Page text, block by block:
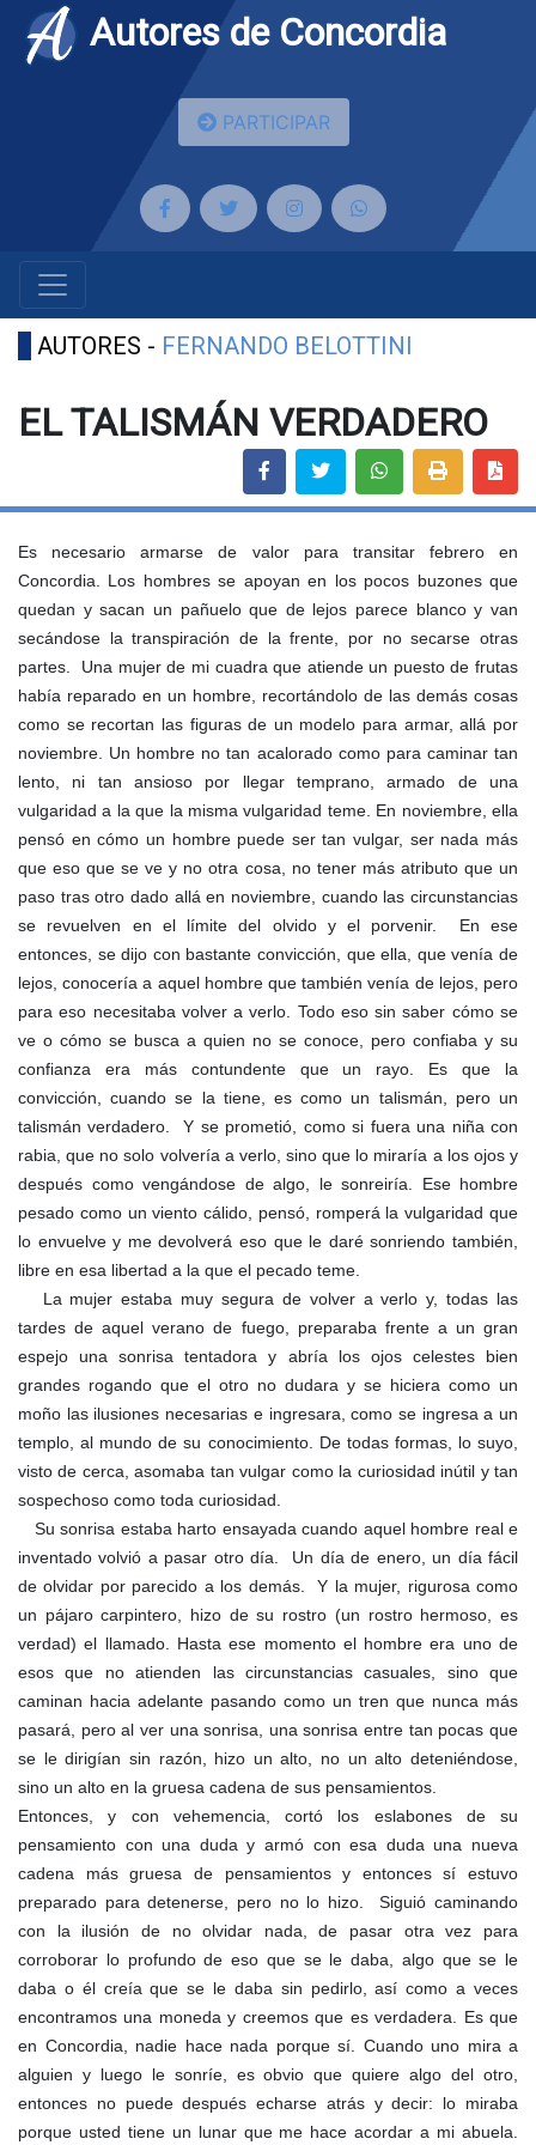
Autores de Concordia
PARTICIPAR
AUTORES - FERNANDO BELOTTINI
EL TALISMÁN VERDADERO
Es necesario armarse de valor para transitar febrero en
Concordia. Los hombres se apoyan en los pocos buzones que
quedan y sacan un pañuelo que de lejos parece blanco y van
secándose la transpiración de la frente, por no secarse otras
partes. Una mujer de mi cuadra que atiende un puesto de frutas
había reparado en un hombre, recortándolo de las demás cosas
como se recortan las figuras de un modelo para armar, allá por
noviembre. Un hombre no tan acalorado como para caminar tan
lento, ni tan ansioso por llegar temprano, armado de una
vulgaridad a la que la misma vulgaridad teme. En noviembre, ella
pensó en cómo un hombre puede ser tan vulgar, ser nada más
que eso que se ve y no otra cosa, no tener más atributo que un
paso tras otro dado allá en noviembre, cuando las circunstancias
se revuelven en el límite del olvido y el porvenir. En ese
entonces, se dijo con bastante convicción, que ella, que venía de
lejos, conocería a aquel hombre que también venía de lejos, pero
para eso necesitaba volver a verlo. Todo eso sin saber cómo se
ve o cómo se busca a quien no se conoce, pero confiaba y su
confianza era más contundente que un rayo. Es que la
convicción, cuando se la tiene, es como un talismán, pero un
talismán verdadero. Y se prometió, como si fuera una niña con
rabia, que no solo volvería a verlo, sino que lo miraría a los ojos y
después como vengándose de algo, le sonreiría. Ese hombre
pesado como un viento cálido, pensó, romperá la vulgaridad que
lo envuelve y me devolverá eso que le daré sonriendo también,
libre en esa libertad a la que el pecado teme.
La mujer estaba muy segura de volver a verlo y, todas las
tardes de aquel verano de fuego, preparaba frente a un gran
espejo una sonrisa tentadora y abría los ojos celestes bien
grandes rogando que el otro no dudara y se hiciera como un
moño las ilusiones necesarias e ingresara, como se ingresa a un
templo, al mundo de su conocimiento. De todas formas, lo suyo,
visto de cerca, asomaba tan vulgar como la curiosidad inútil y tan
sospechoso como toda curiosidad.
Su sonrisa estaba harto ensayada cuando aquel hombre real e
inventado volvió a pasar otro día. Un día de enero, un día fácil
de olvidar por parecido a los demás. Y la mujer, rigurosa como
un pájaro carpintero, hizo de su rostro (un rostro hermoso, es
verdad) el llamado. Hasta ese momento el hombre era uno de
esos que no atienden las circunstancias casuales, sino que
caminan hacia adelante pasando como un tren que nunca más
pasará, pero al ver una sonrisa, una sonrisa entre tan pocas que
se le dirigían sin razón, hizo un alto, no un alto deteniéndose,
sino un alto en la gruesa cadena de sus pensamientos.
Entonces, y con vehemencia, cortó los eslabones de su
pensamiento con una duda y armó con esa duda una nueva
cadena más gruesa de pensamientos y entonces sí estuvo
preparado para detenerse, pero no lo hizo. Siguió caminando
con la ilusión de no olvidar nada, de pasar otra vez para
corroborar lo profundo de eso que se le daba, algo que se le
daba o él creía que se le daba sin pedirlo, así como a veces
encontramos una moneda y creemos que es verdadera. Es que
en Concordia, nadie hace nada porque sí. Cuando uno mira a
alguien y luego le sonríe, es obvio que quiere algo del otro,
entonces no puede después echarse atrás y decir: lo miraba
porque usted tiene un lunar que me hace acordar a mi abuela.